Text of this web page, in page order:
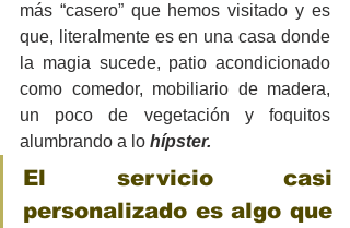
más “casero” que hemos visitado y es
que, literalmente es en una casa donde
la magia sucede, patio acondicionado
como comedor, mobiliario de madera,
un poco de vegetación y foquitos
alumbrando a lo hípster.
El servicio casi
personalizado es algo que